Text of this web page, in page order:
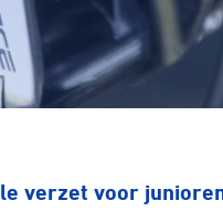
verzet voor